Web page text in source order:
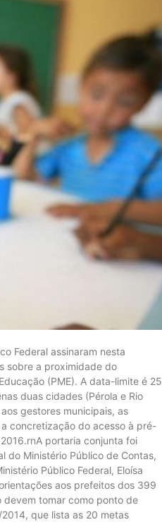
Federal assinaram nesta
sobre a proximidade do
(PME). A data-limite é 25
duas cidades (Pérola e Rio
gestores municipais, as
concretização do acesso à pré-
portaria conjunta foi
do Ministério Público de Contas,
Público Federal, Eloísa
aos prefeitos dos 399
devem tomar como ponto de
que lista as 20 metas